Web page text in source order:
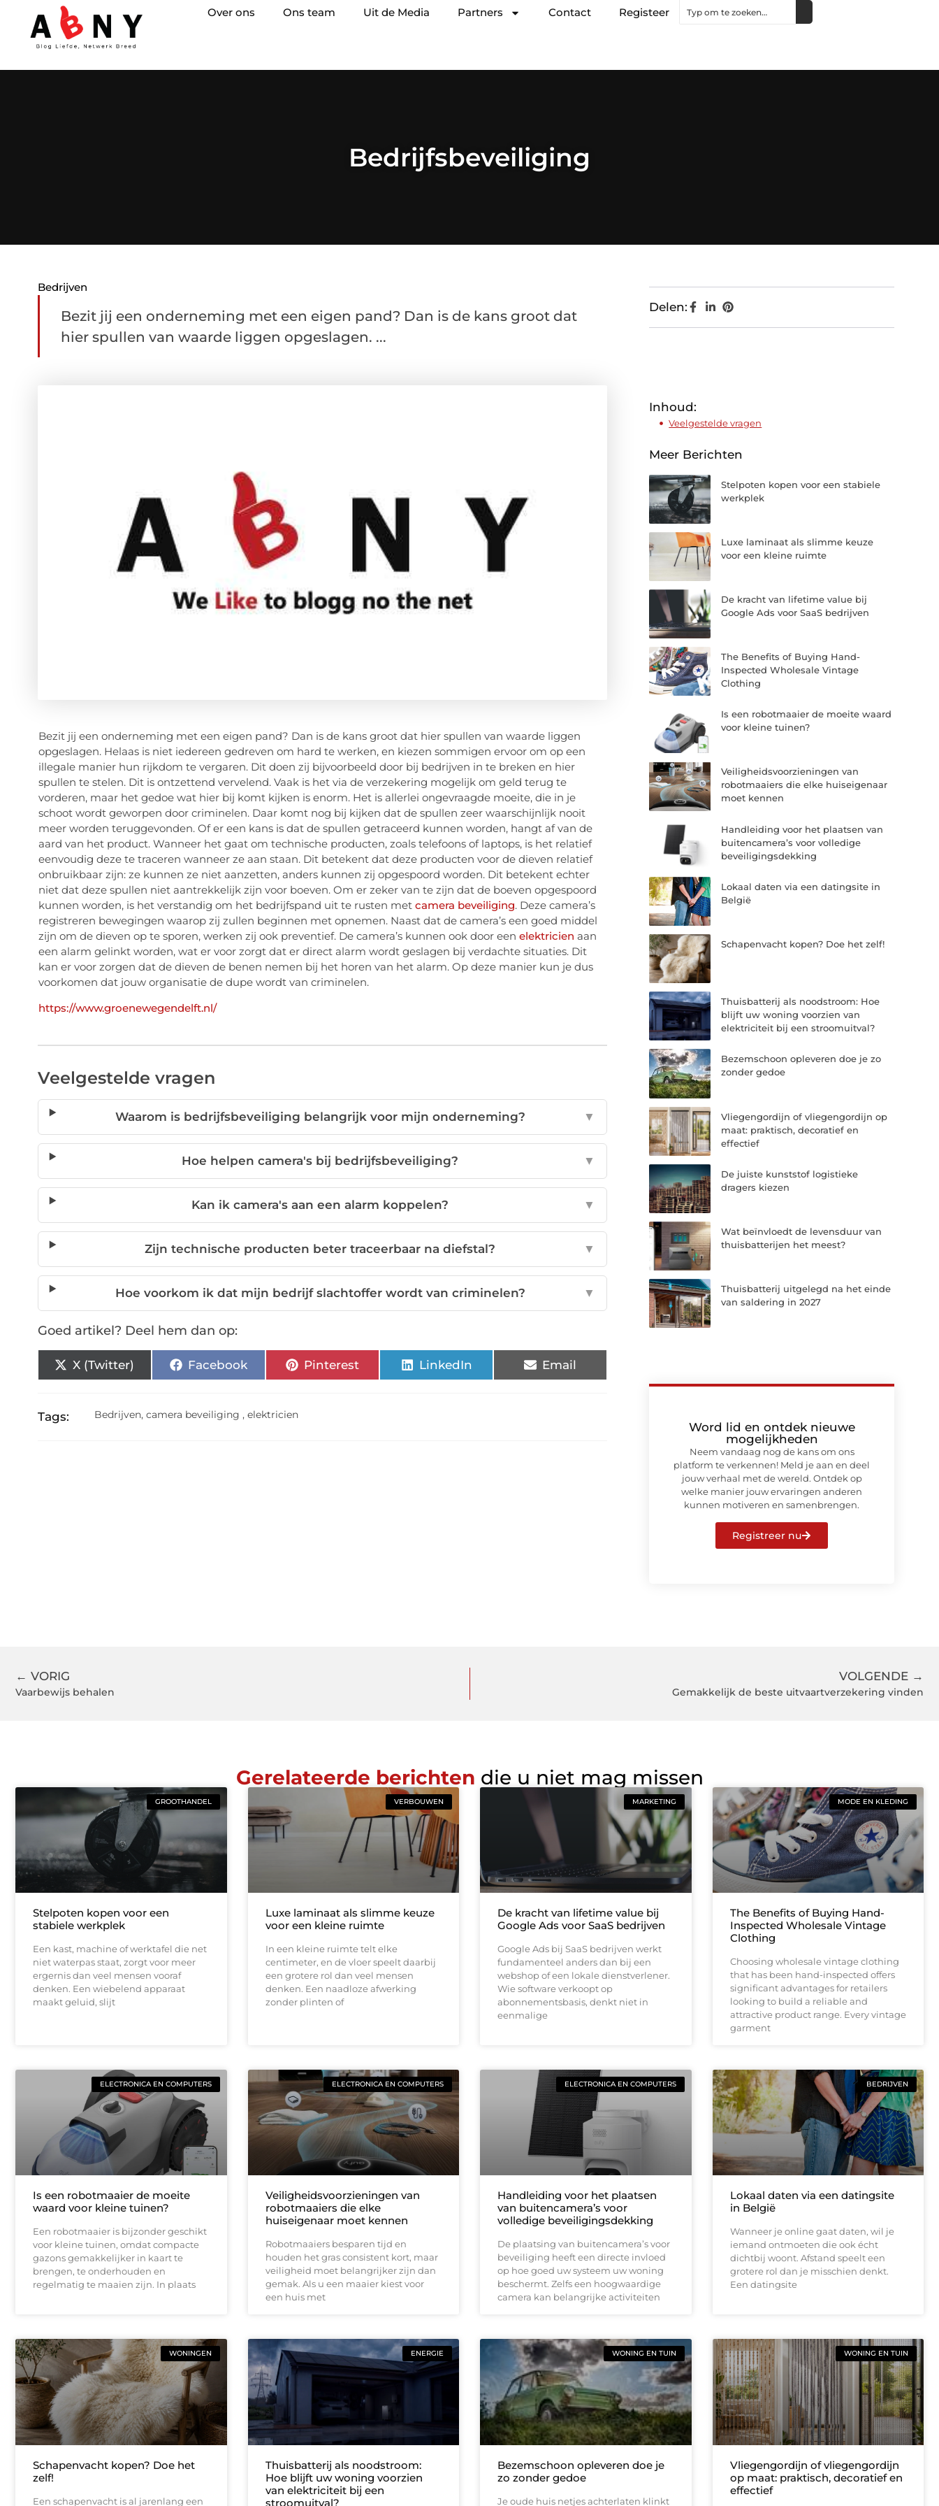
Over ons Ons team Uit de Media Partners Contact Registeer
Bedrijfsbeveiliging
Bedrijven
Bezit jij een onderneming met een eigen pand? Dan is de kans groot dat
hier spullen van waarde liggen opgeslagen. ...
Bezit jij een onderneming met een eigen pand? Dan is de kans groot dat hier spullen van waarde liggen
opgeslagen. Helaas is niet iedereen gedreven om hard te werken, en kiezen sommigen ervoor om op een
illegale manier hun rijkdom te vergaren. Dit doen zij bijvoorbeeld door bij bedrijven in te breken en hier
spullen te stelen. Dit is ontzettend vervelend. Vaak is het via de verzekering mogelijk om geld terug te
vorderen, maar het gedoe wat hier bij komt kijken is enorm. Het is allerlei ongevraagde moeite, die in je
schoot wordt geworpen door criminelen. Daar komt nog bij kijken dat de spullen zeer waarschijnlijk nooit
meer worden teruggevonden. Of er een kans is dat de spullen getraceerd kunnen worden, hangt af van de
aard van het product. Wanneer het gaat om technische producten, zoals telefoons of laptops, is het relatief
eenvoudig deze te traceren wanneer ze aan staan. Dit betekent dat deze producten voor de dieven relatief
onbruikbaar zijn: ze kunnen ze niet aanzetten, anders kunnen zij opgespoord worden. Dit betekent echter
niet dat deze spullen niet aantrekkelijk zijn voor boeven. Om er zeker van te zijn dat de boeven opgespoord
kunnen worden, is het verstandig om het bedrijfspand uit te rusten met camera beveiliging. Deze camera’s
registreren bewegingen waarop zij zullen beginnen met opnemen. Naast dat de camera’s een goed middel
zijn om de dieven op te sporen, werken zij ook preventief. De camera’s kunnen ook door een elektricien aan
een alarm gelinkt worden, wat er voor zorgt dat er direct alarm wordt geslagen bij verdachte situaties. Dit
kan er voor zorgen dat de dieven de benen nemen bij het horen van het alarm. Op deze manier kun je dus
voorkomen dat jouw organisatie de dupe wordt van criminelen.
https://www.groenewegendelft.nl/
Veelgestelde vragen
Waarom is bedrijfsbeveiliging belangrijk voor mijn onderneming? ▼
Hoe helpen camera's bij bedrijfsbeveiliging? ▼
Kan ik camera's aan een alarm koppelen? ▼
Zijn technische producten beter traceerbaar na diefstal? ▼
Hoe voorkom ik dat mijn bedrijf slachtoffer wordt van criminelen? ▼
Goed artikel? Deel hem dan op:
X (Twitter) Facebook Pinterest LinkedIn Email
Tags: Bedrijven,camera beveiliging ,elektricien
Delen:
Inhoud:
Veelgestelde vragen
Meer Berichten
Stelpoten kopen voor een stabiele
werkplek
Luxe laminaat als slimme keuze
voor een kleine ruimte
De kracht van lifetime value bij
Google Ads voor SaaS bedrijven
The Benefits of Buying Hand-
Inspected Wholesale Vintage
Clothing
Is een robotmaaier de moeite waard
voor kleine tuinen?
Veiligheidsvoorzieningen van
robotmaaiers die elke huiseigenaar
moet kennen
Handleiding voor het plaatsen van
buitencamera’s voor volledige
beveiligingsdekking
Lokaal daten via een datingsite in
België
Schapenvacht kopen? Doe het zelf!
Thuisbatterij als noodstroom: Hoe
blijft uw woning voorzien van
elektriciteit bij een stroomuitval?
Bezemschoon opleveren doe je zo
zonder gedoe
Vliegengordijn of vliegengordijn op
maat: praktisch, decoratief en
effectief
De juiste kunststof logistieke
dragers kiezen
Wat beïnvloedt de levensduur van
thuisbatterijen het meest?
Thuisbatterij uitgelegd na het einde
van saldering in 2027
Word lid en ontdek nieuwe
mogelijkheden
Neem vandaag nog de kans om ons
platform te verkennen! Meld je aan en deel
jouw verhaal met de wereld. Ontdek op
welke manier jouw ervaringen anderen
kunnen motiveren en samenbrengen.
Registreer nu
← VORIG
Vaarbewijs behalen
VOLGENDE →
Gemakkelijk de beste uitvaartverzekering vinden
Gerelateerde berichten die u niet mag missen
GROOTHANDEL
Stelpoten kopen voor een
stabiele werkplek
Een kast, machine of werktafel die net
niet waterpas staat, zorgt voor meer
ergernis dan veel mensen vooraf
denken. Een wiebelend apparaat
maakt geluid, slijt
VERBOUWEN
Luxe laminaat als slimme keuze
voor een kleine ruimte
In een kleine ruimte telt elke
centimeter, en de vloer speelt daarbij
een grotere rol dan veel mensen
denken. Een naadloze afwerking
zonder plinten of
MARKETING
De kracht van lifetime value bij
Google Ads voor SaaS bedrijven
Google Ads bij SaaS bedrijven werkt
fundamenteel anders dan bij een
webshop of een lokale dienstverlener.
Wie software verkoopt op
abonnementsbasis, denkt niet in
eenmalige
MODE EN KLEDING
The Benefits of Buying Hand-
Inspected Wholesale Vintage
Clothing
Choosing wholesale vintage clothing
that has been hand-inspected offers
significant advantages for retailers
looking to build a reliable and
attractive product range. Every vintage
garment
ELECTRONICA EN COMPUTERS
Is een robotmaaier de moeite
waard voor kleine tuinen?
Een robotmaaier is bijzonder geschikt
voor kleine tuinen, omdat compacte
gazons gemakkelijker in kaart te
brengen, te onderhouden en
regelmatig te maaien zijn. In plaats
ELECTRONICA EN COMPUTERS
Veiligheidsvoorzieningen van
robotmaaiers die elke
huiseigenaar moet kennen
Robotmaaiers besparen tijd en
houden het gras consistent kort, maar
veiligheid moet belangrijker zijn dan
gemak. Als u een maaier kiest voor
een huis met
ELECTRONICA EN COMPUTERS
Handleiding voor het plaatsen
van buitencamera’s voor
volledige beveiligingsdekking
De plaatsing van buitencamera’s voor
beveiliging heeft een directe invloed
op hoe goed uw systeem uw woning
beschermt. Zelfs een hoogwaardige
camera kan belangrijke activiteiten
BEDRIJVEN
Lokaal daten via een datingsite
in België
Wanneer je online gaat daten, wil je
iemand ontmoeten die ook écht
dichtbij woont. Afstand speelt een
grotere rol dan je misschien denkt.
Een datingsite
WONINGEN
Schapenvacht kopen? Doe het
zelf!
Een schapenvacht is al jarenlang een
ENERGIE
Thuisbatterij als noodstroom:
Hoe blijft uw woning voorzien
van elektriciteit bij een
stroomuitval?
WONING EN TUIN
Bezemschoon opleveren doe je
zo zonder gedoe
Je oude huis netjes achterlaten klinkt
WONING EN TUIN
Vliegengordijn of vliegengordijn
op maat: praktisch, decoratief en
effectief